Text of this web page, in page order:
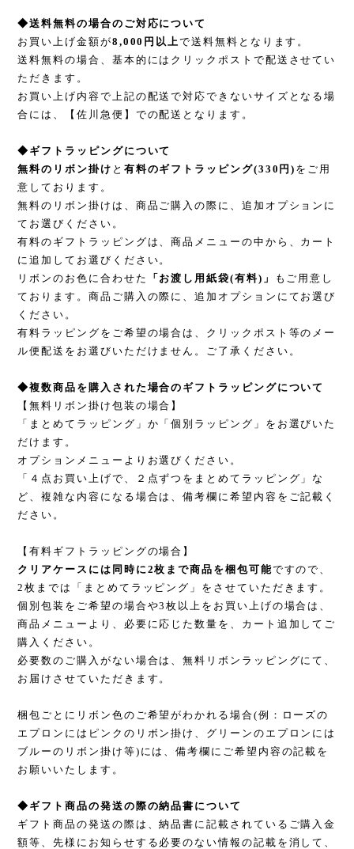
◆送料無料の場合のご対応について
お買い上げ金額が8,000円以上で送料無料となります。
送料無料の場合、基本的にはクリックポストで配送させてい
ただきます。
お買い上げ内容で上記の配送で対応できないサイズとなる場
合には、【佐川急便】での配送となります。
◆ギフトラッピングについて
無料のリボン掛け と 有料のギフトラッピング(330円) をご用
意しております。
無料のリボン掛けは、商品ご購入の際に、追加オプションに
てお選びください。
有料のギフトラッピングは、商品メニューの中から、カート
に追加してお選びください。
リボンのお色に合わせた
「お渡し用紙袋(有料)」
もご用意し
ております。商品ご購入の際に、追加オプションにてお選び
ください。
有料ラッピングをご希望の場合は、クリックポスト等のメー
ル便配送をお選びいただけません。ご了承ください。
◆複数商品を購入された場合のギフトラッピングについて
【無料リボン掛け包装の場合】
「まとめてラッピング」か「個別ラッピング」をお選びいた
だけます。
オプションメニューよりお選びください。
「４点お買い上げで、２点ずつをまとめてラッピング」な
ど、複雑な内容になる場合は、備考欄に希望内容をご記載く
ださい。
【有料ギフトラッピングの場合】
クリアケースには同時に2枚まで商品を梱包可能ですので、
2枚までは「まとめてラッピング」をさせていただきます。
個別包装をご希望の場合や3枚以上をお買い上げの場合は、
商品メニューより、必要に応じた数量を、カート追加してご
購入ください。
必要数のご購入がない場合は、無料リボンラッピングにて、
お届けさせていただきます。
梱包ごとにリボン色のご希望がわかれる場合(例：ローズの
エプロンにはピンクのリボン掛け、グリーンのエプロンには
ブルーのリボン掛け等)には、備考欄にご希望内容の記載を
お願いいたします。
◆ギフト商品の発送の際の納品書について
ギフト商品の発送の際は、納品書に記載されているご購入金
額等、先様にお知らせする必要のない情報の記載を消して、